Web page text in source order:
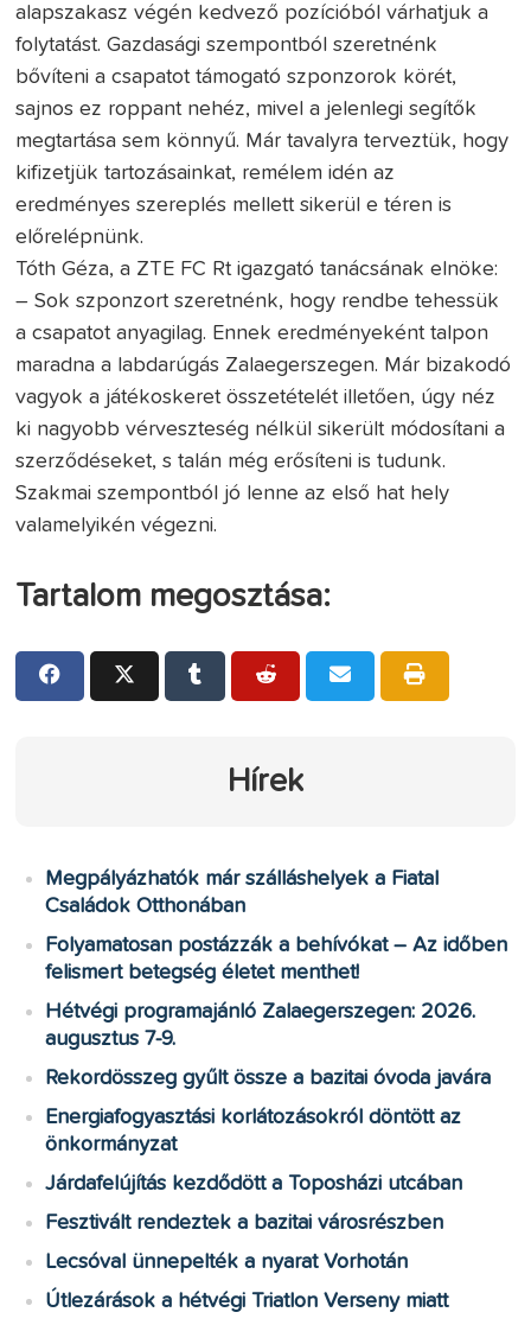
alapszakasz végén kedvező pozícióból várhatjuk a
folytatást. Gazdasági szempontból szeretnénk
bővíteni a csapatot támogató szponzorok körét,
sajnos ez roppant nehéz, mivel a jelenlegi segítők
megtartása sem könnyű. Már tavalyra terveztük, hogy
kifizetjük tartozásainkat, remélem idén az
eredményes szereplés mellett sikerül e téren is
előrelépnünk.
Tóth Géza, a ZTE FC Rt igazgató tanácsának elnöke:
– Sok szponzort szeretnénk, hogy rendbe tehessük
a csapatot anyagilag. Ennek eredményeként talpon
maradna a labdarúgás Zalaegerszegen. Már bizakodó
vagyok a játékoskeret összetételét illetően, úgy néz
ki nagyobb vérveszteség nélkül sikerült módosítani a
szerződéseket, s talán még erősíteni is tudunk.
Szakmai szempontból jó lenne az első hat hely
valamelyikén végezni.
Tartalom megosztása:
Hírek
Megpályázhatók már szálláshelyek a Fiatal
Családok Otthonában
Folyamatosan postázzák a behívókat – Az időben
felismert betegség életet menthet!
Hétvégi programajánló Zalaegerszegen: 2026.
augusztus 7-9.
Rekordösszeg gyűlt össze a bazitai óvoda javára
Energiafogyasztási korlátozásokról döntött az
önkormányzat
Járdafelújítás kezdődött a Toposházi utcában
Fesztivált rendeztek a bazitai városrészben
Lecsóval ünnepelték a nyarat Vorhotán
Útlezárások a hétvégi Triatlon Verseny miatt